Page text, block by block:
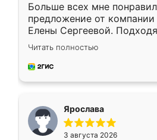
Больше всех мне
предложение от компании
Елены Сергеевой.
короткие сроки
для замера сотрудник
предложил по моему
Читать полностью
Ярослава
3 августа 2026